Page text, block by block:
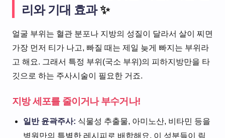
리와 기대 효과✨
얼굴 부위는 혈관 분포나 지방의 성질이 달라서 살이 찌면
가장 먼저 티가 나고, 빠질 때는 제일 늦게 빠지는 부위라
고 해요. 그래서 특정 부위(국소 부위)의 피하지방만을 타
깃으로 하는 주사시술이 필요한 거죠.
지방 세포를 줄이거나 부수거나!
일반 윤곽주사: 식물성 추출물, 아미노산, 비타민 등을
병원만의 특별한 레시피로 배합해요. 이 성분들이 림